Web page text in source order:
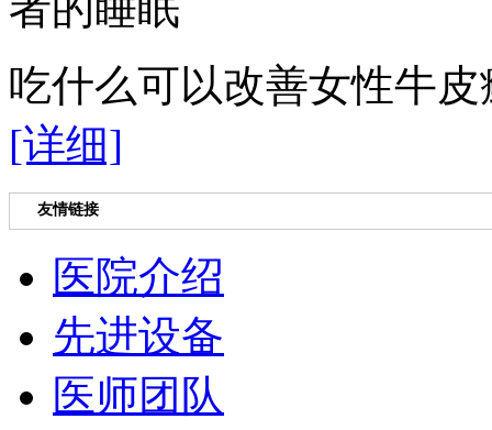
吃什么可以改善女性牛
[详细]
友情链接
医院介绍
先进设备
医师团队